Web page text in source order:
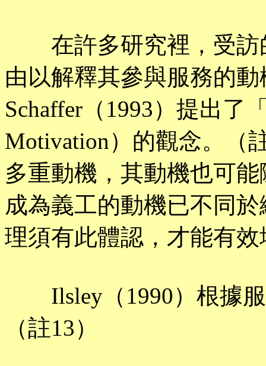
在許多研究裡，受訪
由以解釋其參與服務的動
Schaffer（1993）提出了
Motivation）的觀念。（
多重動機，其動機也可
成為義工的動機已不同
理須有此體認，才能有
Ilsley（1990）根據服
（註13）